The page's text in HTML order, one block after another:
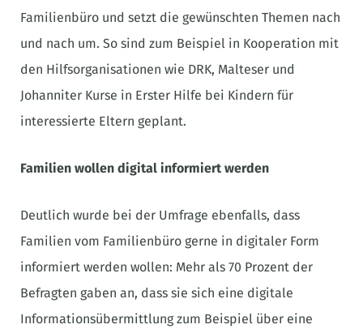
Familienbüro und setzt die gewünschten Themen nach
und nach um. So sind zum Beispiel in Kooperation mit
den Hilfsorganisationen wie DRK, Malteser und
Johanniter Kurse in Erster Hilfe bei Kindern für
interessierte Eltern geplant.
Familien wollen digital informiert werden
Deutlich wurde bei der Umfrage ebenfalls, dass
Familien vom Familienbüro gerne in digitaler Form
informiert werden wollen: Mehr als 70 Prozent der
Befragten gaben an, dass sie sich eine digitale
Informationsübermittlung zum Beispiel über eine